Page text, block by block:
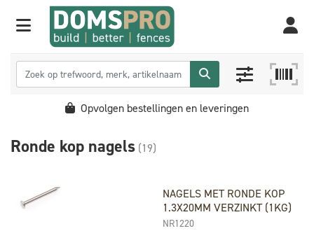
Opvolgen bestellingen en leveringen
Ronde kop nagels (19)
NAGELS MET RONDE KOP
1.3X20MM VERZINKT (1KG)
NR1220